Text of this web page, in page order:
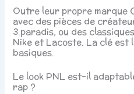
Outre leur propre marque
avec des pièces de
3.paradis, ou des
Nike et Lacoste. La clé est
basiques.
Le look PNL est-il
rap ?